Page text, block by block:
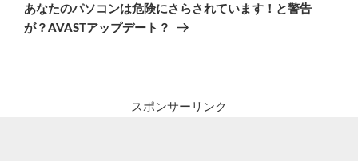
ー
シ
の
投
あなたのパソコンは危険にさらされています！と警告
が？AVASTアップデート？
スポンサーリンク